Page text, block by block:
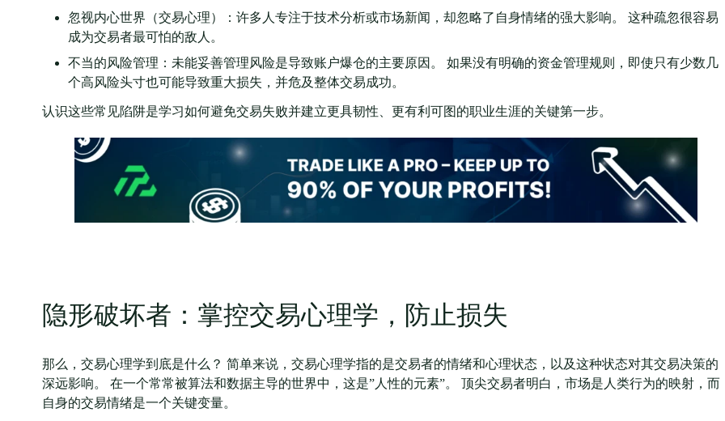
忽视内心世界（交易心理）：许多人专注于技术分析或市场新闻，却忽略了自身情绪的强大影响。 这种疏忽很容易
成为交易者最可怕的敌人。
不当的风险管理：未能妥善管理风险是导致账户爆仓的主要原因。 如果没有明确的资金管理规则，即使只有少数几
个高风险头寸也可能导致重大损失，并危及整体交易成功。
认识这些常见陷阱是学习如何避免交易失败并建立更具韧性、更有利可图的职业生涯的关键第一步。
隐形破坏者：掌控交易心理学，防止损失
那么，交易心理学到底是什么？ 简单来说，交易心理学指的是交易者的情绪和心理状态，以及这种状态对其交易决策的
深远影响。 在一个常常被算法和数据主导的世界中，这是”人性的元素”。 顶尖交易者明白，市场是人类行为的映射，而
自身的交易情绪是一个关键变量。